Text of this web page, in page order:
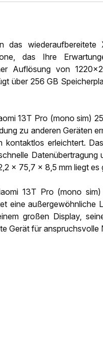
das
das Ihre
Auflösung von
über 256 GB
13T Pro (mono sim)
zu anderen Geräten
kontaktlos erleichtert.
x 75,7 x 8,5 mm liegt es
13T Pro (mono
eine außergewöhnliche
großen Display,
Gerät für anspruchsvolle